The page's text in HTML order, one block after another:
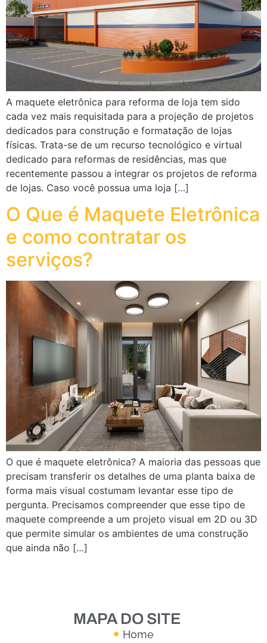
A maquete eletrônica para reforma de loja tem sido
cada vez mais requisitada para a projeção de projetos
dedicados para construção e formatação de lojas
físicas. Trata-se de um recurso tecnológico e virtual
dedicado para reformas de residências, mas que
recentemente passou a integrar os projetos de reforma
de lojas. Caso você possua uma loja […]
O Que é Maquete Eletrônica
e como contratar os
serviços?
O que é maquete eletrônica? A maioria das pessoas que
precisam transferir os detalhes de uma planta baixa de
forma mais visual costumam levantar esse tipo de
pergunta. Precisamos compreender que esse tipo de
maquete compreende a um projeto visual em 2D ou 3D
que permite simular os ambientes de uma construção
que ainda não […]
MAPA DO SITE
Home